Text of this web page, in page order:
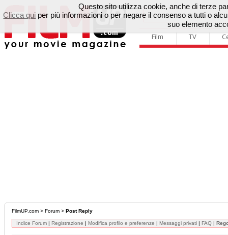
Film TV
FilmUP.com > Forum > Post Reply
Indice Forum | Registrazione | Modifica profilo e preferenze | Messaggi privati | FAQ |
Questo sito utilizza cookie, anche di terze
Clicca qui per più informazioni o per negare il consenso a tutti o
suo elemento